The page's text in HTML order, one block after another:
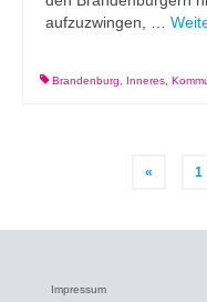
aufzuzwingen, …
Brandenburg, Inneres,
« 1
Impressum